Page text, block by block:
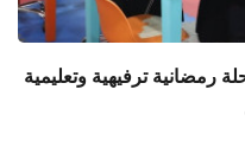
رمضانية ترفيهية وتعليمية